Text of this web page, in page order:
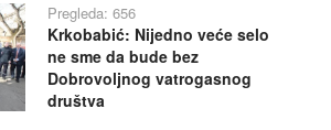
Pregleda: 656
Krkobabić: Nijedno veće selo
ne sme da bude bez
Dobrovoljnog vatrogasnog
društva